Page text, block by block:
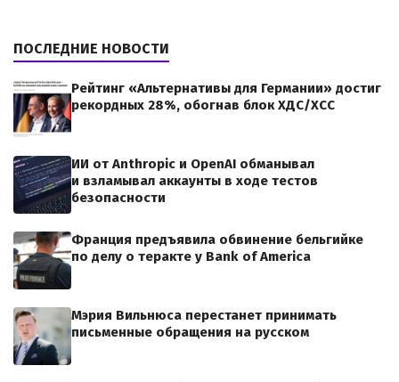
ПОСЛЕДНИЕ НОВОСТИ
Рейтинг «Альтернативы для Германии» достиг
рекордных 28%, обогнав блок ХДС/ХСС
ИИ от Anthropic и OpenAI обманывал
и взламывал аккаунты в ходе тестов
безопасности
Франция предъявила обвинение бельгийке
по делу о теракте у Bank of America
Мэрия Вильнюса перестанет принимать
письменные обращения на русском